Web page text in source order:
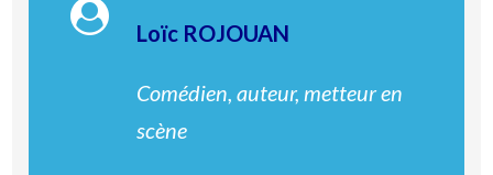
Loïc ROJOUAN
Comédien, auteur, metteur en
scène